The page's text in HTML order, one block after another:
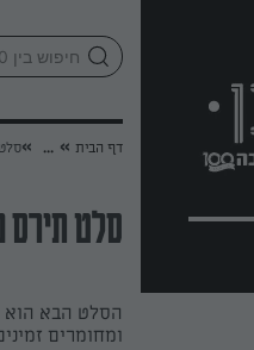
דף הבית »
...
»
סלט תירס
הסלט הבא הוא
ומחומרים